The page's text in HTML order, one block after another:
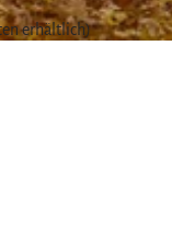
erhältlich)